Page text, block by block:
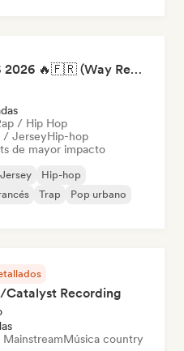
RAP FRANÇAIS 2026 🔥🇫🇷 (Way Records)
/ Hip Hop
/ JerseyHip-hop
de mayor impacto
Hip-hop
Trap
Pop urbano
Catalyst Recording
Música country